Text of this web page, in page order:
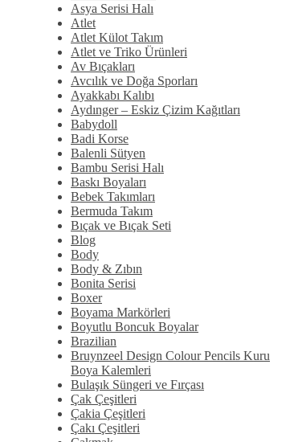
Asya Serisi Halı
Atlet
Atlet Külot Takım
Atlet ve Triko Ürünleri
Av Bıçakları
Avcılık ve Doğa Sporları
Ayakkabı Kalıbı
Aydınger – Eskiz Çizim Kağıtları
Babydoll
Badi Korse
Balenli Sütyen
Bambu Serisi Halı
Baskı Boyaları
Bebek Takımları
Bermuda Takım
Bıçak ve Bıçak Seti
Blog
Body
Body & Zıbın
Bonita Serisi
Boxer
Boyama Markörleri
Boyutlu Boncuk Boyalar
Brazilian
Bruynzeel Design Colour Pencils Kuru
Boya Kalemleri
Bulaşık Süngeri ve Fırçası
Çak Çeşitleri
Çakia Çeşitleri
Çakı Çeşitleri